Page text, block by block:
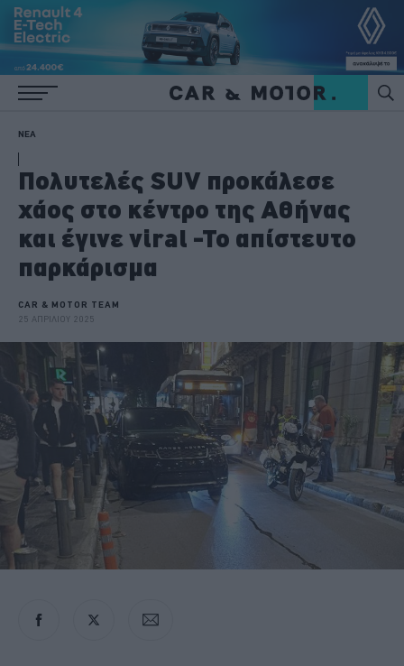
ΝΕΑ
Πολυτελές SUV προκάλεσε
χάος στο κέντρο της Αθήνας
και έγινε viral -To απίστευτο
παρκάρισμα
CAR & MOTOR TEAM
25 ΑΠΡΙΛΙΟΥ 2025